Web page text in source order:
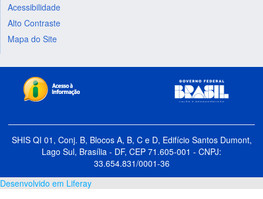
Acessibilidade
Alto Contraste
Mapa do Site
SHIS QI 01, Conj. B, Blocos A, B, C e D, Edifício Santos Dumont,
Lago Sul, Brasília - DF, CEP 71.605-001 - CNPJ:
33.654.831/0001-36
Desenvolvido em Liferay